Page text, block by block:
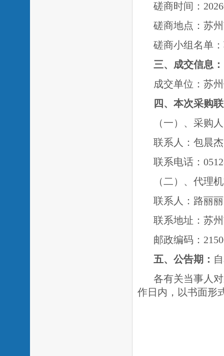
磋商时间：
磋商地点： 苏
磋商小组名单：
三、成交信息：
成交单位：苏
四、本次采购
（一）、采购
联系人：包晨杰
联系电话：
（二）、代理
联系人：路丽丽
联系地址：苏
邮政编码：
五、公告期：
各有关当事人
作日内，以书面形